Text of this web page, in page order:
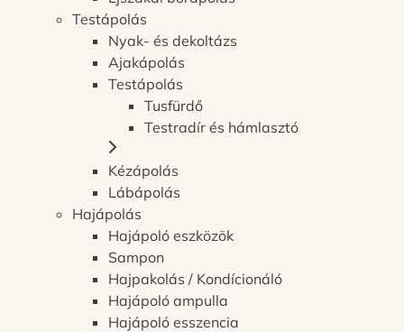
Testápolás
Nyak- és dekoltázs
Ajakápolás
Testápolás
Tusfürdő
Testradír és hámlasztó
Kézápolás
Lábápolás
Hajápolás
Hajápoló eszközök
Sampon
Hajpakolás / Kondícionáló
Hajápoló ampulla
Hajápoló esszencia